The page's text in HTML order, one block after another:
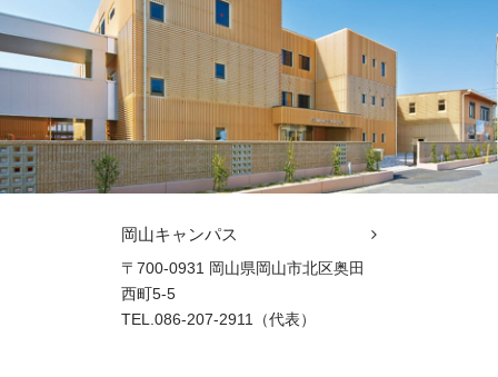
岡山キャンパス
〒700-0931 岡山県岡山市北区奥田
西町5-5
TEL.086-207-2911（代表）